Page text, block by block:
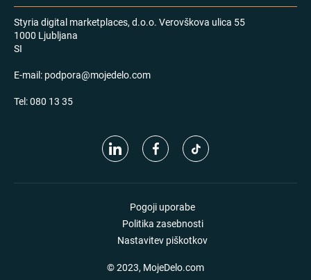
Styria digital marketplaces, d.o.o. Verovškova ulica 55
1000 Ljubljana
SI
E-mail: podpora@mojedelo.com
Tel:080 13 35
Pogoji uporabe
Politika zasebnosti
Nastavitev piškotkov
© 2023, MojeDelo.com